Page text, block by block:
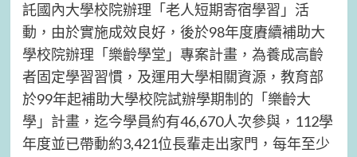
託國內大學校院辦理「老人短期寄宿學習」活
動，由於實施成效良好，後於98年度賡續補助大
學校院辦理「樂齡學堂」專案計畫，為養成高齡
者固定學習習慣，及運用大學相關資源，教育部
於99年起補助大學校院試辦學期制的「樂齡大
學」計畫，迄今學員約有46,670人次參與，112學
年度並已帶動約3,421位長輩走出家門，每年至少